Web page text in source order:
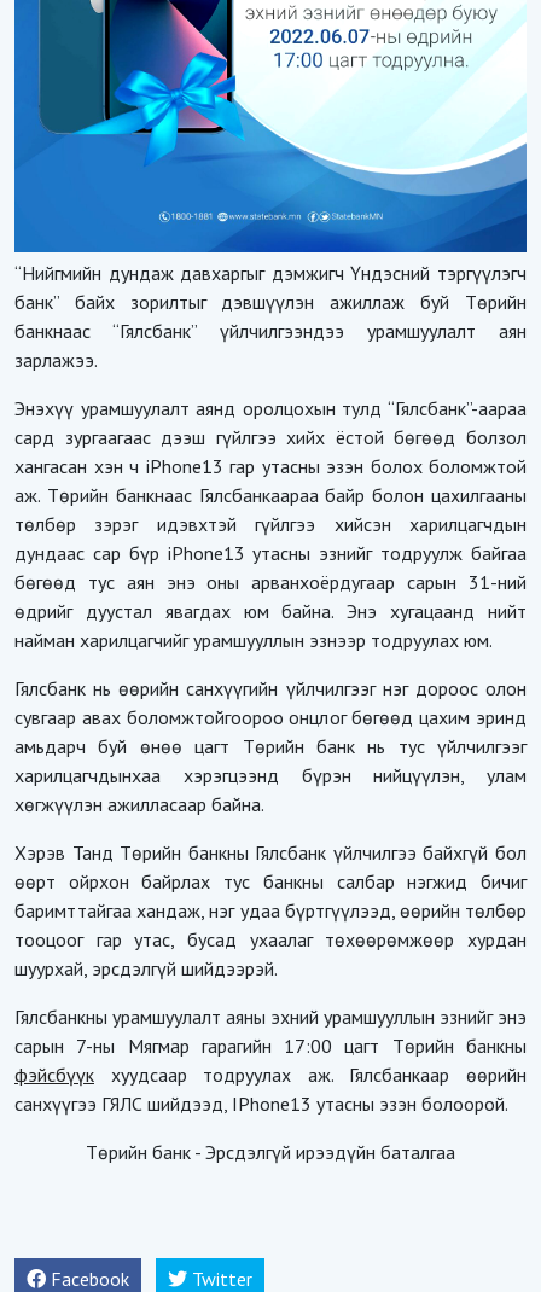
“Нийгмийн дундаж давхаргыг дэмжигч Үндэсний тэргүүлэгч
банк” байх зорилтыг дэвшүүлэн ажиллаж буй Төрийн
банкнаас “Гялсбанк” үйлчилгээндээ урамшуулалт аян
зарлажээ.
Энэхүү урамшуулалт аянд оролцохын тулд “Гялсбанк”-аараа
сард зургаагаас дээш гүйлгээ хийх ёстой бөгөөд болзол
хангасан хэн ч iPhone13 гар утасны эзэн болох боломжтой
аж. Төрийн банкнаас Гялсбанкаараа байр болон цахилгааны
төлбөр зэрэг идэвхтэй гүйлгээ хийсэн харилцагчдын
дундаас сар бүр iPhone13 утасны эзнийг тодруулж байгаа
бөгөөд тус аян энэ оны арванхоёрдугаар сарын 31-ний
өдрийг дуустал явагдах юм байна. Энэ хугацаанд нийт
найман харилцагчийг урамшууллын эзнээр тодруулах юм.
Гялсбанк нь өөрийн санхүүгийн үйлчилгээг нэг дороос олон
сувгаар авах боломжтойгоороо онцлог бөгөөд цахим эринд
амьдарч буй өнөө цагт Төрийн банк нь тус үйлчилгээг
харилцагчдынхаа хэрэгцээнд бүрэн нийцүүлэн, улам
хөгжүүлэн ажилласаар байна.
Хэрэв Танд Төрийн банкны Гялсбанк үйлчилгээ байхгүй бол
өөрт ойрхон байрлах тус банкны салбар нэгжид бичиг
баримттайгаа хандаж, нэг удаа бүртгүүлээд, өөрийн төлбөр
тооцоог гар утас, бусад ухаалаг төхөөрөмжөөр хурдан
шуурхай, эрсдэлгүй шийдээрэй.
Гялсбанкны урамшуулалт аяны эхний урамшууллын эзнийг энэ
сарын 7-ны Мягмар гарагийн 17:00 цагт Төрийн банкны
фэйсбүүк хуудсаар тодруулах аж. Гялсбанкаар өөрийн
санхүүгээ ГЯЛС шийдээд, IPhone13 утасны эзэн болоорой.
Төрийн банк - Эрсдэлгүй ирээдүйн баталгаа
Facebook Twitter